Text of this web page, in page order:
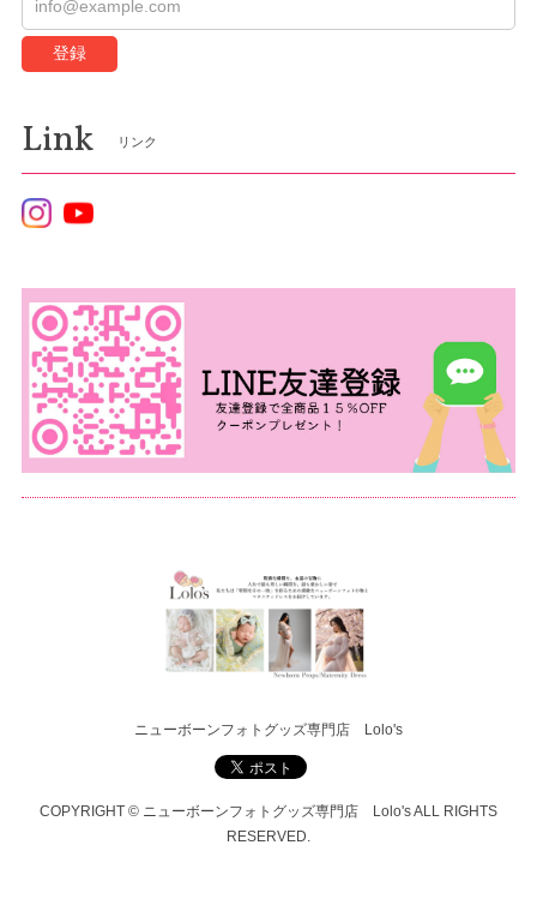
登録
Link リンク
ニューボーンフォトグッズ専門店 Lolo's
COPYRIGHT © ニューボーンフォトグッズ専門店 Lolo's ALL RIGHTS
RESERVED.